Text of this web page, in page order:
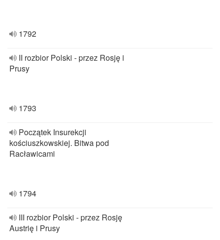
1792
II rozbior Polski - przez Rosję i
Prusy
1793
Początek Insurekcji
kościuszkowskiej. Bitwa pod
Racławicami
1794
III rozbior Polski - przez Rosję
Austrię i Prusy